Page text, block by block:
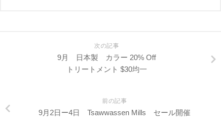
次の記事
9月 日本製 カラー 20% Off
トリートメント $30均一
前の記事
9月2日ー4日 Tsawwassen Mills セール開催